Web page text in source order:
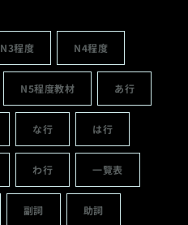
N3程度 N4程度
N5程度教材 あ行
な行 は行
わ行 一覽表
副詞 助詞